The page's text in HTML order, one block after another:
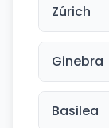
Zúrich
Ginebra
Basilea